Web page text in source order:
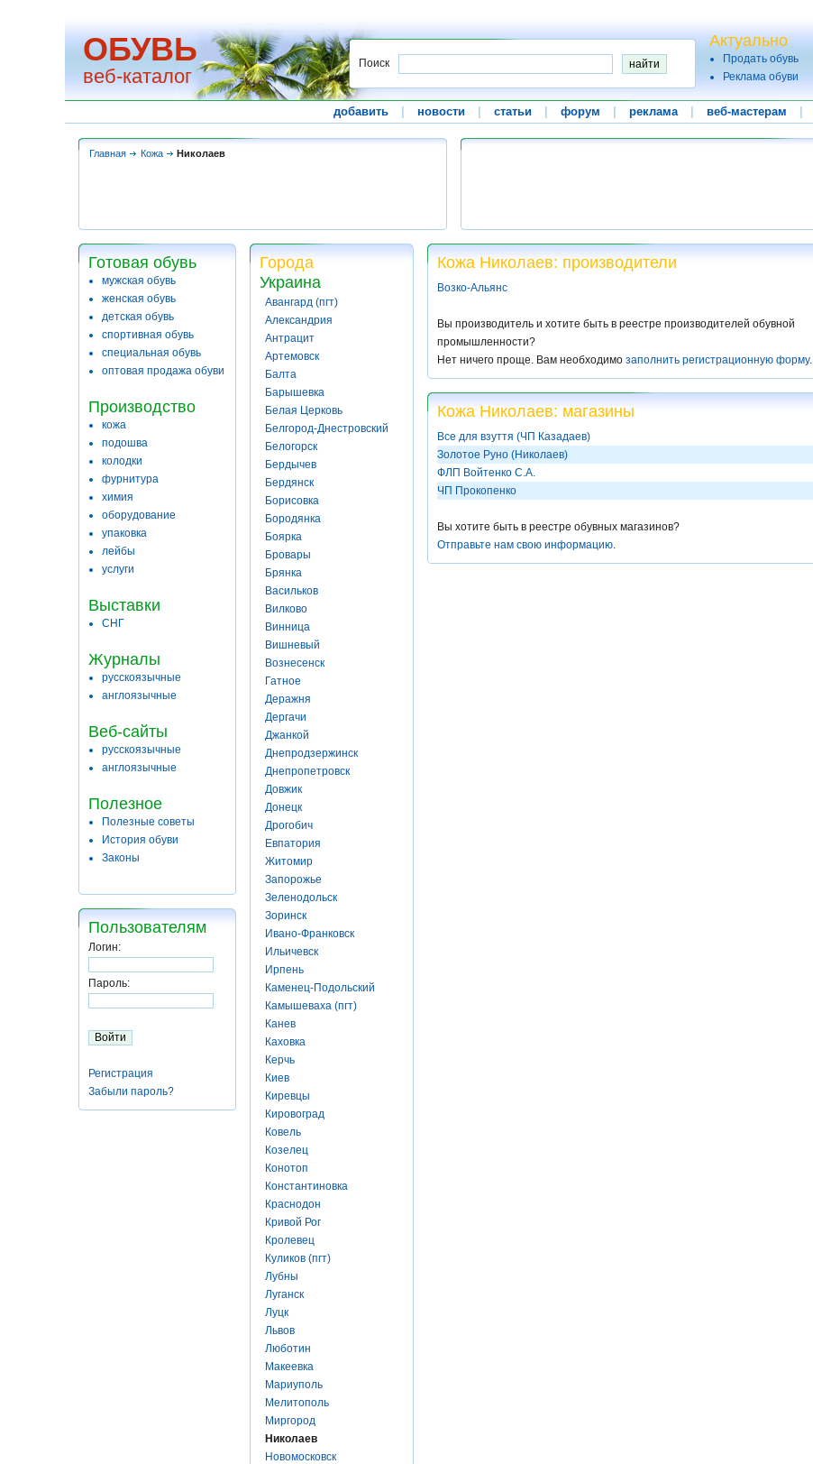
ОБУВЬ
веб-каталог
Поиск
Актуально
Продать обувь
Реклама обуви
добавить новости статьи форум реклама веб-мастерам
Главная Кожа Николаев
Готовая обувь
мужская обувь
женская обувь
детская обувь
спортивная обувь
специальная обувь
оптовая продажа обуви
Производство
кожа
подошва
колодки
фурнитура
химия
оборудование
упаковка
лейбы
услуги
Выставки
СНГ
Журналы
русскоязычные
англоязычные
Веб-сайты
русскоязычные
англоязычные
Полезное
Полезные советы
История обуви
Законы
Пользователям
Логин:
Пароль:
Регистрация
Забыли пароль?
Города
Украина
Авангард (пгт)
Александрия
Антрацит
Артемовск
Балта
Барышевка
Белая Церковь
Белгород-Днестровский
Белогорск
Бердычев
Бердянск
Борисовка
Бородянка
Боярка
Бровары
Брянка
Васильков
Вилково
Винница
Вишневый
Вознесенск
Гатное
Деражня
Дергачи
Джанкой
Днепродзержинск
Днепропетровск
Довжик
Донецк
Дрогобич
Евпатория
Житомир
Запорожье
Зеленодольск
Зоринск
Ивано-Франковск
Ильичевск
Ирпень
Каменец-Подольский
Камышеваха (пгт)
Канев
Каховка
Керчь
Киев
Киревцы
Кировоград
Ковель
Козелец
Конотоп
Константиновка
Краснодон
Кривой Рог
Кролевец
Куликов (пгт)
Лубны
Луганск
Луцк
Львов
Люботин
Макеевка
Мариуполь
Мелитополь
Миргород
Николаев
Новомосковск
Кожа Николаев: производители
Возко-Альянс
Вы производитель и хотите быть в реестре производителей обувной
промышленности?
Нет ничего проще. Вам необходимо заполнить регистрационную форму.
Кожа Николаев: магазины
Все для взуття (ЧП Казадаев)
Золотое Руно (Николаев)
ФЛП Войтенко С.А.
ЧП Прокопенко
Вы хотите быть в реестре обувных магазинов?
Отправьте нам свою информацию.